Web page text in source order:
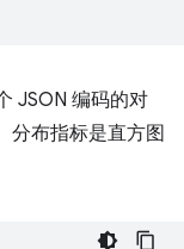
JSON 编码的对
分布指标是直方图